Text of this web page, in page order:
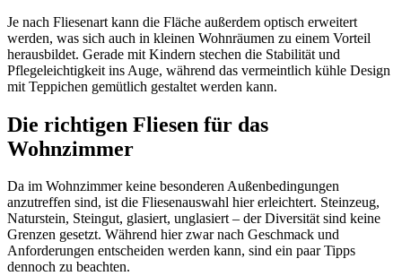
Je nach Fliesenart kann die Fläche außerdem optisch erweitert
werden, was sich auch in kleinen Wohnräumen zu einem Vorteil
herausbildet. Gerade mit Kindern stechen die Stabilität und
Pflegeleichtigkeit ins Auge, während das vermeintlich kühle Design
mit Teppichen gemütlich gestaltet werden kann.
Die richtigen Fliesen für das
Wohnzimmer
Da im Wohnzimmer keine besonderen Außenbedingungen
anzutreffen sind, ist die Fliesenauswahl hier erleichtert. Steinzeug,
Naturstein, Steingut, glasiert, unglasiert – der Diversität sind keine
Grenzen gesetzt. Während hier zwar nach Geschmack und
Anforderungen entscheiden werden kann, sind ein paar Tipps
dennoch zu beachten.